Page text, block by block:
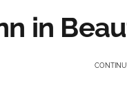
in